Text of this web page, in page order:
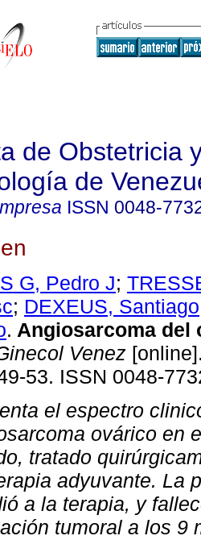
de Obstetricia
de
ISSN 0048-
G, Pedro J;
; DEXEUS, Santiago
. Angiosarcoma del
Venez
53. ISSN 0048-
el espectro
ovárico en
tratado
adyuvante. La
a la terapia, y
tumoral a los 9